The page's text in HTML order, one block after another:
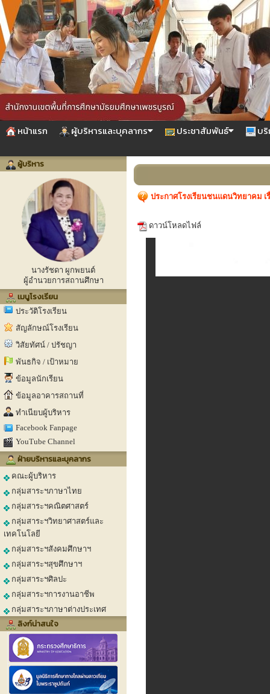
หน้าแรก ผู้บริหารและบุคลากร ประชาสัมพันธ์ บ
ผู้บริหาร
นางรัชดา ผูกพยนต์
ผู้อำนวยการสถานศึกษา
เมนูโรงเรียน
ประวัติโรงเรียน
สัญลักษณ์โรงเรียน
วิสัยทัศน์ / ปรัชญา
พันธกิจ / เป้าหมาย
ข้อมูลนักเรียน
ข้อมูลอาคารสถานที่
ทำเนียบผู้บริหาร
Facebook Fanpage
YouTube Channel
ฝ่ายบริหารและบุคลากร
คณะผู้บริหาร
กลุ่มสาระฯภาษาไทย
กลุ่มสาระฯคณิตศาสตร์
กลุ่มสาระฯวิทยาศาสตร์และ
เทคโนโลยี
กลุ่มสาระฯสังคมศึกษาฯ
กลุ่มสาระฯสุขศึกษาฯ
กลุ่มสาระฯศิลปะ
กลุ่มสาระฯการงานอาชีพ
กลุ่มสาระฯภาษาต่างประเทศ
ลิงก์น่าสนใจ
ประกาศโรงเรียนชนแดนวิทยาคม
ดาวน์โหลดไฟล์